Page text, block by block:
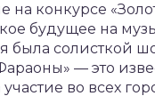
на конкурсе
будущее на
была солисткой
— это
во всех